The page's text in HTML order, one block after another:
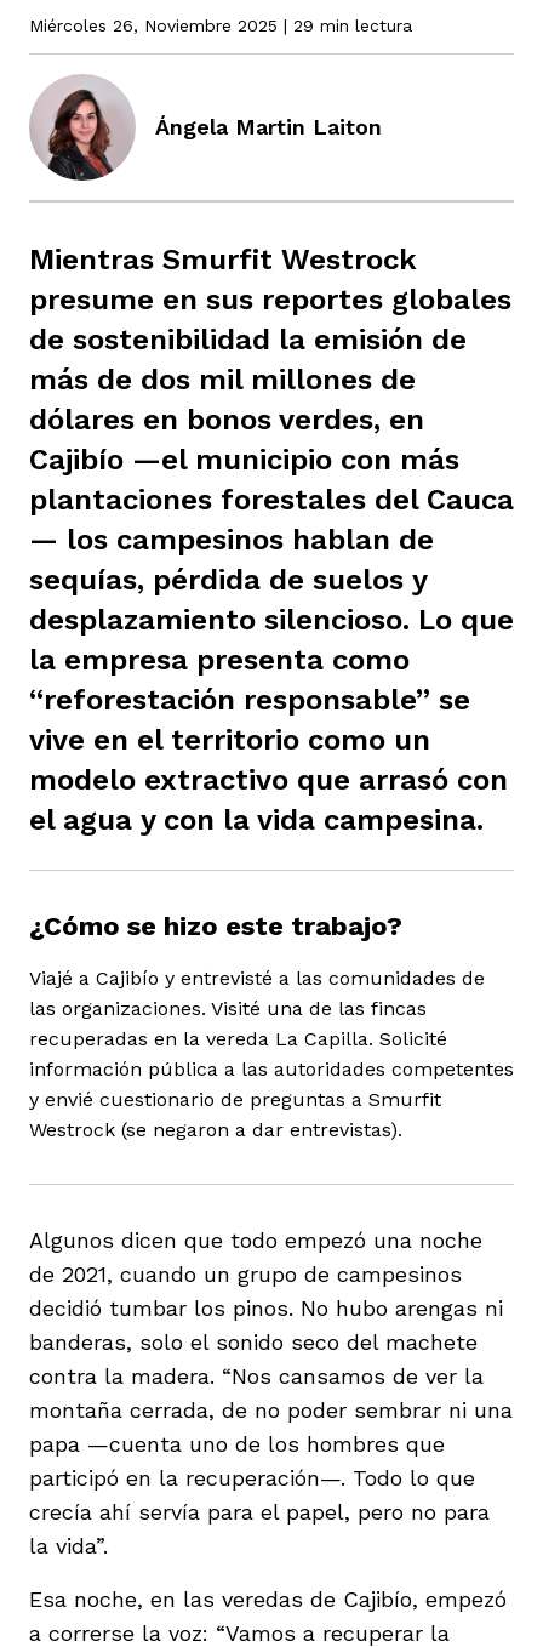
Miércoles 26, Noviembre 2025 | 29 min lectura
Ángela Martin Laiton
Mientras Smurfit Westrock
presume en sus reportes globales
de sostenibilidad la emisión de
más de dos mil millones de
dólares en bonos verdes, en
Cajibío —el municipio con más
plantaciones forestales del Cauca
— los campesinos hablan de
sequías, pérdida de suelos y
desplazamiento silencioso. Lo que
la empresa presenta como
“reforestación responsable” se
vive en el territorio como un
modelo extractivo que arrasó con
el agua y con la vida campesina.
¿Cómo se hizo este trabajo?
Viajé a Cajibío y entrevisté a las comunidades de
las organizaciones. Visité una de las fincas
recuperadas en la vereda La Capilla. Solicité
información pública a las autoridades competentes
y envié cuestionario de preguntas a Smurfit
Westrock (se negaron a dar entrevistas).
Algunos dicen que todo empezó una noche
de 2021, cuando un grupo de campesinos
decidió tumbar los pinos. No hubo arengas ni
banderas, solo el sonido seco del machete
contra la madera. “Nos cansamos de ver la
montaña cerrada, de no poder sembrar ni una
papa —cuenta uno de los hombres que
participó en la recuperación—. Todo lo que
crecía ahí servía para el papel, pero no para
la vida”.
Esa noche, en las veredas de Cajibío, empezó
a correrse la voz: “Vamos a recuperar la
2023
de Atrato
Baja
del Cesar
Ana
fórmula
principios
de estilo
equipo
periodistas locales
nuestro contenido